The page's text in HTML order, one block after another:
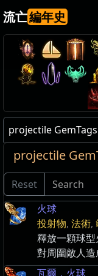
流亡編年史
projectile
projectile
Reset
火球
投射物, 法術,
釋放一顆球
對周圍敵人
瓦爾．火球